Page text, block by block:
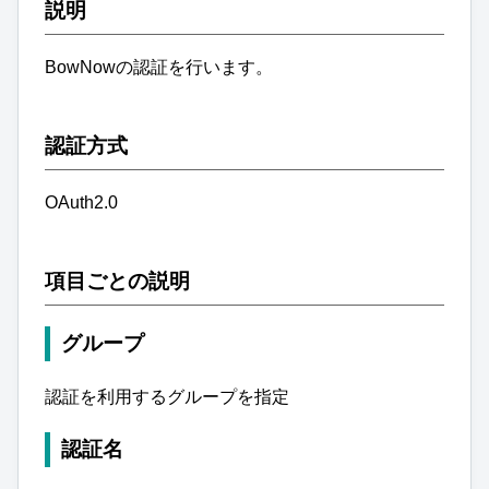
説明
BowNowの認証を行います。
認証方式
OAuth2.0
項目ごとの説明
グループ
認証を利用するグループを指定
認証名